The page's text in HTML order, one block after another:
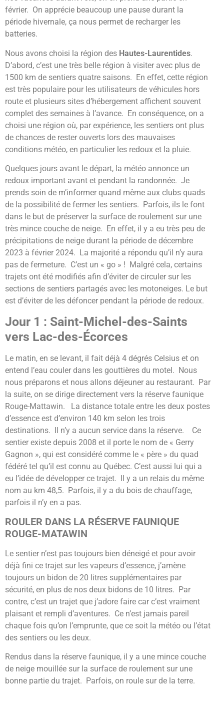
février. On apprécie beaucoup une pause durant la
période hivernale, ça nous permet de recharger les
batteries.
Nous avons choisi la région des Hautes-Laurentides.
D’abord, c’est une très belle région à visiter avec plus de
1500 km de sentiers quatre saisons. En effet, cette région
est très populaire pour les utilisateurs de véhicules hors
route et plusieurs sites d’hébergement affichent souvent
complet des semaines à l’avance. En conséquence, on a
choisi une région où, par expérience, les sentiers ont plus
de chances de rester ouverts lors des mauvaises
conditions météo, en particulier les redoux et la pluie.
Quelques jours avant le départ, la météo annonce un
redoux important avant et pendant la randonnée. Je
prends soin de m’informer quand même aux clubs quads
de la possibilité de fermer les sentiers. Parfois, ils le font
dans le but de préserver la surface de roulement sur une
très mince couche de neige. En effet, il y a eu très peu de
précipitations de neige durant la période de décembre
2023 à février 2024. La majorité a répondu qu’il n’y aura
pas de fermeture. C’est un « go » ! Malgré cela, certains
trajets ont été modifiés afin d’éviter de circuler sur les
sections de sentiers partagés avec les motoneiges. Le but
est d’éviter de les défoncer pendant la période de redoux.
Jour 1 : Saint-Michel-des-Saints
vers Lac-des-Écorces
Le matin, en se levant, il fait déjà 4 dégrés Celsius et on
entend l’eau couler dans les gouttières du motel. Nous
nous préparons et nous allons déjeuner au restaurant. Par
la suite, on se dirige directement vers la réserve faunique
Rouge-Mattawin. La distance totale entre les deux postes
d’essence est d’environ 140 km selon les trois
destinations. Il n’y a aucun service dans la réserve. Ce
sentier existe depuis 2008 et il porte le nom de « Gerry
Gagnon », qui est considéré comme le « père » du quad
fédéré tel qu’il est connu au Québec. C’est aussi lui qui a
eu l’idée de développer ce trajet. Il y a un relais du même
nom au km 48,5. Parfois, il y a du bois de chauffage,
parfois il n’y en a pas.
ROULER DANS LA RÉSERVE FAUNIQUE
ROUGE-MATAWIN
Le sentier n’est pas toujours bien déneigé et pour avoir
déjà fini ce trajet sur les vapeurs d’essence, j’amène
toujours un bidon de 20 litres supplémentaires par
sécurité, en plus de nos deux bidons de 10 litres. Par
contre, c’est un trajet que j’adore faire car c’est vraiment
plaisant et rempli d’aventures. Ce n’est jamais pareil
chaque fois qu’on l’emprunte, que ce soit la météo ou l’état
des sentiers ou les deux.
Rendus dans la réserve faunique, il y a une mince couche
de neige mouillée sur la surface de roulement sur une
bonne partie du trajet. Parfois, on roule sur de la terre.